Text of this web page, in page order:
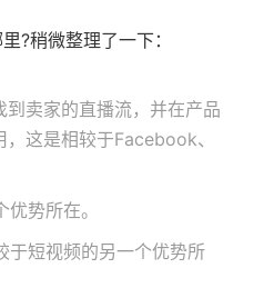
?稍微整理了一下：
卖家的直播流，并在产品
这是相较于Facebook、
势所在。
于短视频的另一个优势所